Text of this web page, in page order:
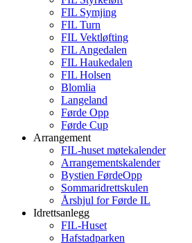
FIL Symjing
FIL Turn
FIL Vektløfting
FIL Angedalen
FIL Haukedalen
FIL Holsen
Blomlia
Langeland
Førde Opp
Førde Cup
Arrangement
FIL-huset møtekalender
Arrangementskalender
Bystien FørdeOpp
Sommaridrettskulen
Årshjul for Førde IL
Idrettsanlegg
FIL-Huset
Hafstadparken